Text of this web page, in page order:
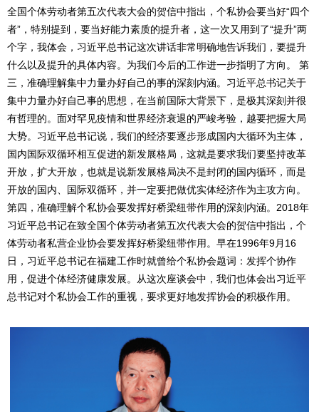
全国个体劳动者第五次代表大会的贺信中指出，个私协会要当好“四个
者”，特别提到，要当好能力素质的提升者，这一次又用到了“提升”两
个字，我体会，习近平总书记这次讲话非常明确地告诉我们，要提升
什么以及提升的具体内容。为我们今后的工作进一步指明了方向。 第
三，准确理解集中力量办好自己的事的深刻内涵。习近平总书记关于
集中力量办好自己事的思想，在当前国际大背景下，是极其深刻并很
有哲理的。面对罕见疫情和世界经济衰退的严峻考验，越要把握大局
大势。习近平总书记说，我们的经济要逐步形成国内大循环为主体，
国内国际双循环相互促进的新发展格局，这就是要求我们要坚持改革
开放，扩大开放，也就是说新发展格局决不是封闭的国内循环，而是
开放的国内、国际双循环，并一定要把做优实体经济作为主攻方向。
第四，准确理解个私协会要发挥好桥梁纽带作用的深刻内涵。2018年
习近平总书记在致全国个体劳动者第五次代表大会的贺信中指出，个
体劳动者私营企业协会要发挥好桥梁纽带作用。早在1996年9月16
日，习近平总书记在福建工作时就曾给个私协会题词：发挥个协作
用，促进个体经济健康发展。从这次座谈会中，我们也体会出习近平
总书记对个私协会工作的重视，要求更好地发挥协会的积极作用。